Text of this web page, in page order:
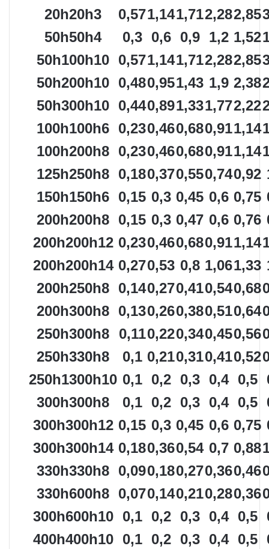
20h20h3
0,571,141,712,282,85
50h50h4
0,3 0,6 0,9 1,2 1,52
50h100h10 0,571,141,712,282,85
50h200h10 0,480,951,43 1,9 2,38
50h300h10 0,440,891,331,772,22
100h100h6 0,230,460,680,911,14
100h200h8 0,230,460,680,911,14
125h250h8 0,180,370,550,740,92
150h150h6 0,15 0,3 0,45 0,6 0,75
200h200h8 0,15 0,3 0,47 0,6 0,76
200h200h12 0,230,460,680,911,14
200h200h14 0,270,53 0,8 1,061,33
200h250h8 0,140,270,410,540,68
200h300h8 0,130,260,380,510,64
250h300h8
0,110,220,340,450,56
250h330h8
0,1 0,210,310,410,52
250h1300h10 0,1 0,2 0,3 0,4 0,5
300h300h8
0,1 0,2 0,3 0,4 0,5
300h300h12 0,15 0,3 0,45 0,6 0,75
300h300h14 0,180,360,54 0,7 0,88
330h330h8 0,090,180,270,360,46
330h600h8 0,070,140,210,280,36
300h600h10
0,1 0,2 0,3 0,4 0,5
400h400h10
0,1 0,2 0,3 0,4 0,5